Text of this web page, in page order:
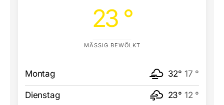
23 °
MÄSSIG BEWÖLKT
Montag 32° 17 °
Dienstag 23° 12 °